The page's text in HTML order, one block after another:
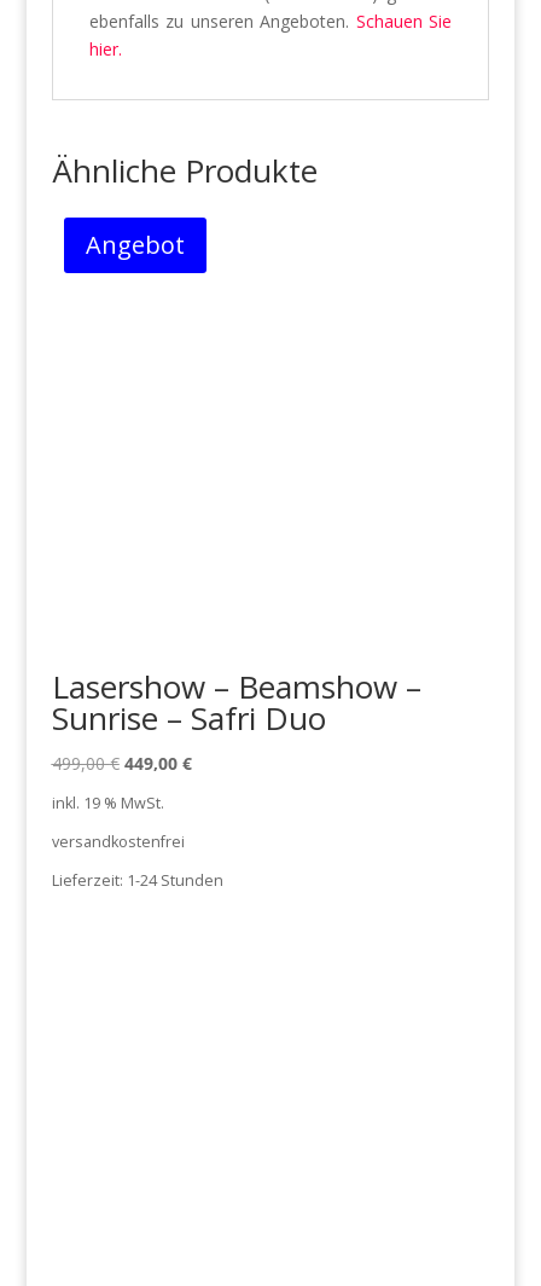
ebenfalls zu unseren Angeboten. Schauen Sie
hier.
Ähnliche Produkte
Angebot
Lasershow – Beamshow –
Sunrise – Safri Duo
499,00€ Ursprünglicher
499,00 €
449,00 €Aktueller
inkl. 19 % MwSt.
versandkostenfrei
Lieferzeit: 1-24 Stunden